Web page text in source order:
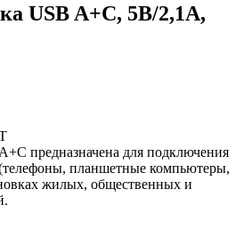
USB A+С, 5В/2,1А,
предназначена для подключения
планшетные компьютеры,
жилых, общественных и